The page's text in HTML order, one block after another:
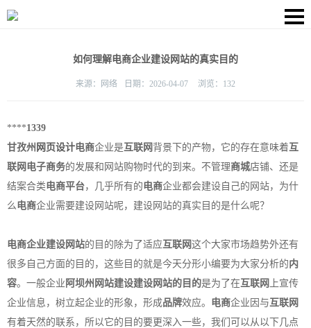
如何理解电商企业建设网站的真实目的
来源： 网络 日期： 2026-04-07 浏览： 132
****1339
甘孜州 网页设计电商企业是互联网 背景下的产物，它的存在意味着互
联网 电子商务的发展和网站购物时代的到来。不管理商城店铺、还是
结案合类电商平台，几乎所有的电商企业都会建设自己的网站，为什
么电商企业需要建设网站呢，建设网站的真实目的是什么呢？
电商企业建设网站的目的除为了适应互联网这个大家市场趋势外还有
很多自己方面的目的，这些目的就是今天分形小编要为大家分析的内
容。一般企业 阿坝州网站建设建设网站的目的是为了在互联网 上宣传
企业信息，树立起企业的形象，形成品牌效应。 电商企业因与互联网
有着天然的联系，所以它的目的要更深入一些，我们可以从以下几点